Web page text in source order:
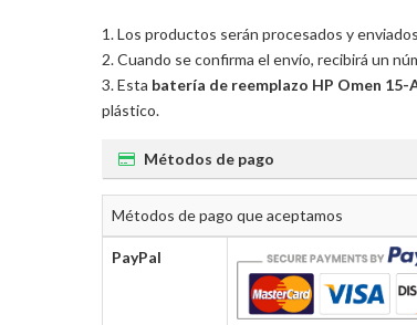
Los productos serán procesados y
Cuando se confirma el envío, recibirá un
Esta batería de reemplazo HP Omen 15-
plástico.
Métodos de pago
Métodos de pago que aceptamos
PayPal